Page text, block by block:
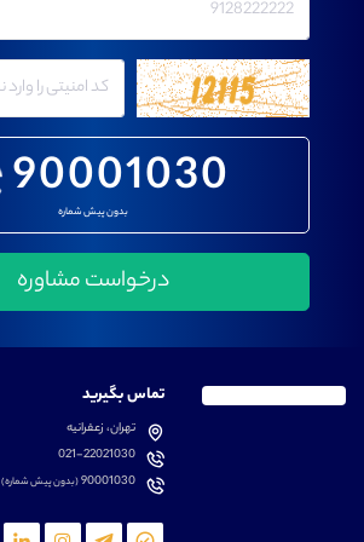
90001030
بدون پیش شماره
تماس بگیرید
تهران، زعفرانیه
021-22021030
90001030(بدون پیش شماره)